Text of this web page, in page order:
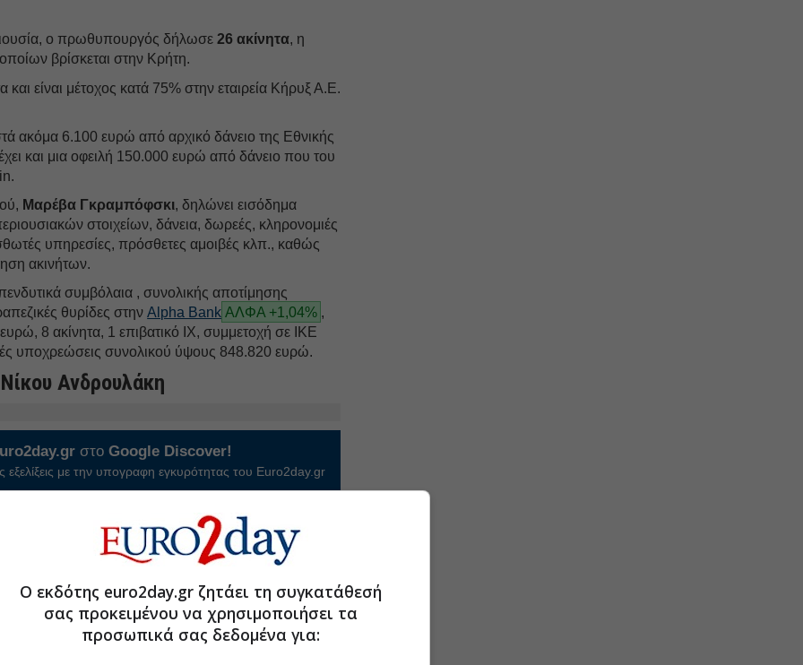
ο πρωθυπουργός δήλωσε26 ακίνητα, η
βρίσκεται στην Κρήτη.
και είναι μέτοχος κατά 75% στην εταιρεία Κήρυξ Α.Ε.
ακόμα 6.100 ευρώ από αρχικό δάνειο της Εθνικής
και μια οφειλή 150.000 ευρώ από δάνειο που του
Μαρέβα Γκραμπόφσκι, δηλώνει εισόδημα
στοιχείων, δάνεια, δωρεές, κληρονομιές
υπηρεσίες, πρόσθετες αμοιβές κλπ., καθώς
ακινήτων.
συμβόλαια , συνολικής αποτίμησης
θυρίδες στηνAlpha Bank ΑΛΦΑ +1,04% ,
8 ακίνητα, 1 επιβατικό ΙΧ, συμμετοχή σε ΙΚΕ
υποχρεώσεις συνολικού ύψους 848.820 ευρώ.
Ανδρουλάκη
στοGoogle Discover!
εξελίξεις με την υπογραφη εγκυρότητας του Euro2day.gr
Ακολουθήστε τη σελίδα τουEuro2day.gr στοLinkedin
δήλωσε συνολικό εισόδημα
36.529,56 από τη βουλευτική αποζημίωση,
ευρώ από μερίσματα, τόκους και δικαιώματα.
58.399,04 (τα περισσότερα στην Εθνική τράπεζα).
Ο εκδότης euro2day.gr ζητάει τη συγκατάθεσή
σας προκειμένου να χρησιμοποιήσει τα
προσωπικά σας δεδομένα για: